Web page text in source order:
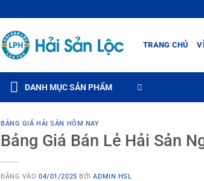
TRANG CHỦ
DANH MỤC SẢN PHẨM
BẢNG GIÁ HẢI SẢN HÔM NAY
Bảng Giá Bán Lẻ Hải Sản
ĐĂNG VÀO04/01/2025 BỞIADMIN HSL